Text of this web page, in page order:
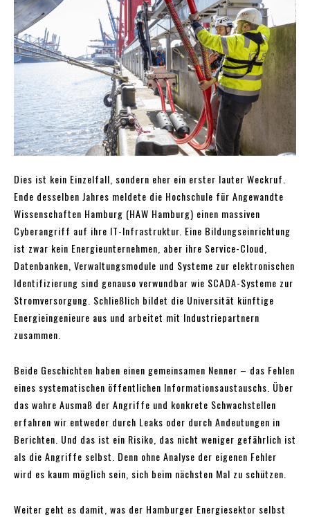
Dies ist kein Einzelfall, sondern eher ein erster lauter Weckruf.
Ende desselben Jahres meldete die Hochschule für Angewandte
Wissenschaften Hamburg (HAW Hamburg) einen massiven
Cyberangriff auf ihre IT-Infrastruktur. Eine Bildungseinrichtung
ist zwar kein Energieunternehmen, aber ihre Service-Cloud,
Datenbanken, Verwaltungsmodule und Systeme zur elektronischen
Identifizierung sind genauso verwundbar wie SCADA-Systeme zur
Stromversorgung. Schließlich bildet die Universität künftige
Energieingenieure aus und arbeitet mit Industriepartnern
zusammen.
Beide Geschichten haben einen gemeinsamen Nenner – das Fehlen
eines systematischen öffentlichen Informationsaustauschs. Über
das wahre Ausmaß der Angriffe und konkrete Schwachstellen
erfahren wir entweder durch Leaks oder durch Andeutungen in
Berichten. Und das ist ein Risiko, das nicht weniger gefährlich ist
als die Angriffe selbst. Denn ohne Analyse der eigenen Fehler
wird es kaum möglich sein, sich beim nächsten Mal zu schützen.
Weiter geht es damit, was der Hamburger Energiesektor selbst